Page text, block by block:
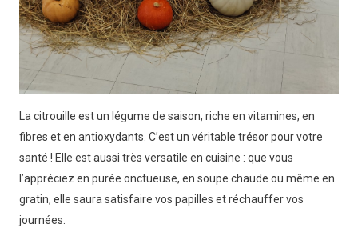
La citrouille est un légume de saison, riche en vitamines, en
fibres et en antioxydants. C’est un véritable trésor pour votre
santé ! Elle est aussi très versatile en cuisine : que vous
l’appréciez en purée onctueuse, en soupe chaude ou même en
gratin, elle saura satisfaire vos papilles et réchauffer vos
journées.